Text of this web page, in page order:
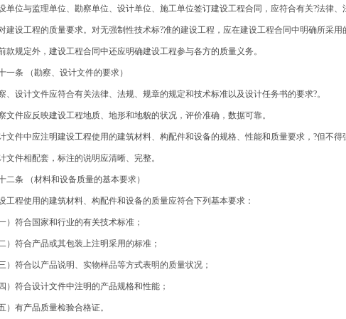
单位与监理单位、勘察单位、设计单位、施工单位签订建设工程合同，应符合有关?法律
建设工程的质量要求。对无强制性技术标?准的建设工程，应在建设工程合同中明确所采用
款规定外，建设工程合同中还应明确建设工程参与各方的质量义务。
一条 （勘察、设计文件的要求）
、设计文件应符合有关法律、法规、规章的规定和技术标准以及设计任务书的要求?。
文件应反映建设工程地质、地形和地貌的状况，评价准确，数据可靠。
文件中应注明建设工程使用的建筑材料、构配件和设备的规格、性能和质量要求，?但不
文件相配套，标注的说明应清晰、完整。
二条 （材料和设备质量的基本要求）
工程使用的建筑材料、构配件和设备的质量应符合下列基本要求：
）符合国家和行业的有关技术标准；
）符合产品或其包装上注明采用的标准；
）符合以产品说明、实物样品等方式表明的质量状况；
）符合设计文件中注明的产品规格和性能；
）有产品质量检验合格证。